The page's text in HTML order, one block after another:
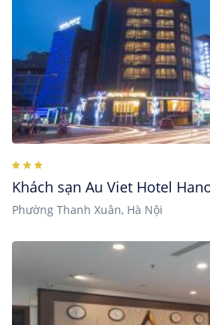
Khách sạn Au Viet Hotel
Phường Thanh Xuân, Hà Nội